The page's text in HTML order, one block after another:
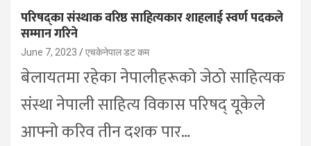
परिषद्का संस्थाक वरिष्ठ साहित्यकार शाहलाई स्वर्ण पदकले
सम्मान गरिने
June 7, 2023 एचकेनेपाल डट कम
बेलायतमा रहेका नेपालीहरूको जेठो साहित्यक
संस्था नेपाली साहित्य विकास परिषद् यूकेले
आफ्नो करिव तीन दशक पार…